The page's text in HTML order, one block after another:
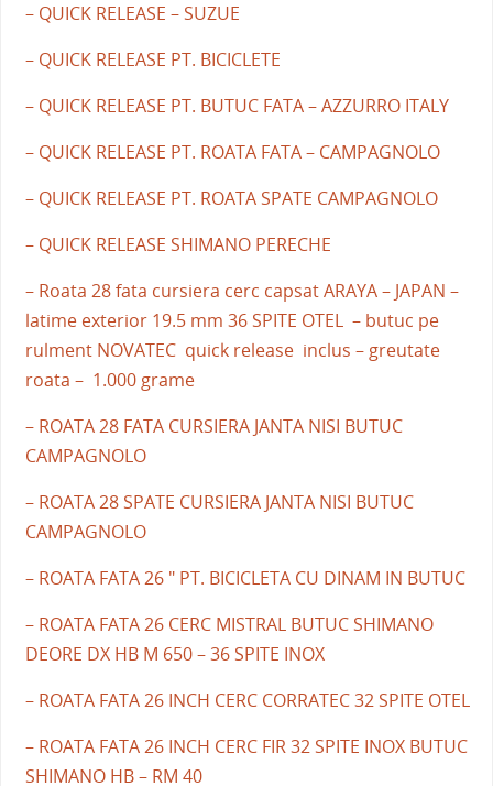
– QUICK RELEASE – SUZUE
– QUICK RELEASE PT. BICICLETE
– QUICK RELEASE PT. BUTUC FATA – AZZURRO ITALY
– QUICK RELEASE PT. ROATA FATA – CAMPAGNOLO
– QUICK RELEASE PT. ROATA SPATE CAMPAGNOLO
– QUICK RELEASE SHIMANO PERECHE
– Roata 28 fata cursiera cerc capsat ARAYA – JAPAN –
latime exterior 19.5 mm 36 SPITE OTEL – butuc pe
rulment NOVATEC quick release inclus – greutate
roata – 1.000 grame
– ROATA 28 FATA CURSIERA JANTA NISI BUTUC
CAMPAGNOLO
– ROATA 28 SPATE CURSIERA JANTA NISI BUTUC
CAMPAGNOLO
– ROATA FATA 26 " PT. BICICLETA CU DINAM IN BUTUC
– ROATA FATA 26 CERC MISTRAL BUTUC SHIMANO
DEORE DX HB M 650 – 36 SPITE INOX
– ROATA FATA 26 INCH CERC CORRATEC 32 SPITE OTEL
– ROATA FATA 26 INCH CERC FIR 32 SPITE INOX BUTUC
SHIMANO HB – RM 40